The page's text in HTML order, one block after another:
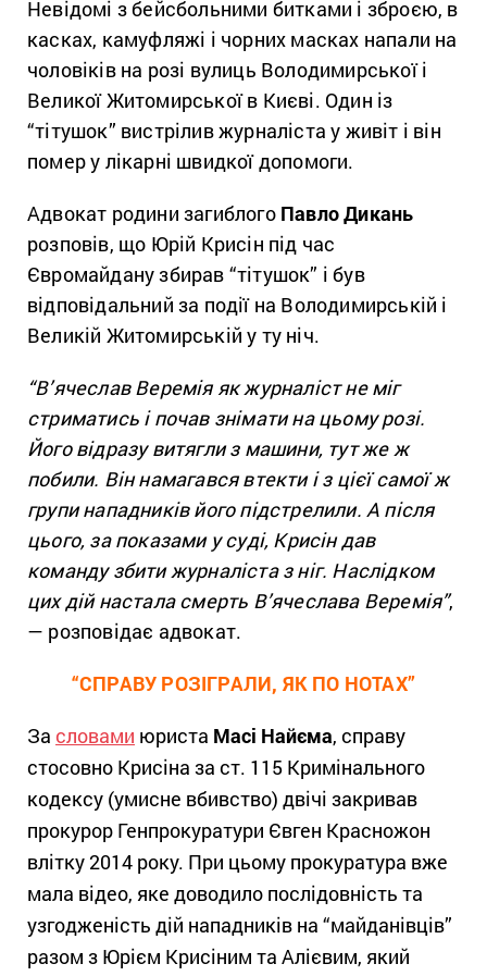
Невідомі з бейсбольними битками і зброєю, в
касках, камуфляжі і чорних масках напали на
чоловіків на розі вулиць Володимирської і
Великої Житомирської в Києві. Один із
“тітушок” вистрілив журналіста у живіт і він
помер у лікарні швидкої допомоги.
Адвокат родини загиблого Павло Дикань
розповів, що Юрій Крисін під час
Євромайдану збирав “тітушок” і був
відповідальний за події на Володимирській і
Великій Житомирській у ту ніч.
“В’ячеслав Веремія як журналіст не міг
стриматись і почав знімати на цьому розі.
Його відразу витягли з машини, тут же ж
побили. Він намагався втекти і з цієї самої ж
групи нападників його підстрелили. А після
цього, за показами у суді, Крисін дав
команду збити журналіста з ніг. Наслідком
цих дій настала смерть В’ячеслава Веремія”,
— розповідає адвокат.
“СПРАВУ РОЗІГРАЛИ, ЯК ПО НОТАХ”
За словами юриста Масі Найєма, справу
стосовно Крисіна за ст. 115 Кримінального
кодексу (умисне вбивство) двічі закривав
прокурор Генпрокуратури Євген Красножон
влітку 2014 року. При цьому прокуратура вже
мала відео, яке доводило послідовність та
узгодженість дій нападників на “майданівців”
разом з Юрієм Крисіним та Алієвим, який